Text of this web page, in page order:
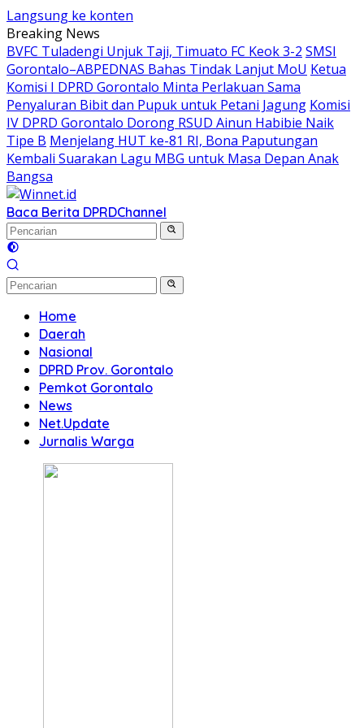
Langsung ke konten
Breaking News
BVFC Tuladengi Unjuk Taji, Timuato FC Keok 3-2 SMSI
Gorontalo–ABPEDNAS Bahas Tindak Lanjut MoU Ketua
Komisi I DPRD Gorontalo Minta Perlakuan Sama
Penyaluran Bibit dan Pupuk untuk Petani Jagung Komisi
IV DPRD Gorontalo Dorong RSUD Ainun Habibie Naik
Tipe B Menjelang HUT ke-81 RI, Bona Paputungan
Kembali Suarakan Lagu MBG untuk Masa Depan Anak
Bangsa
Baca Berita DPRDChannel
Home
Daerah
Nasional
DPRD Prov. Gorontalo
Pemkot Gorontalo
News
Net.Update
Jurnalis Warga